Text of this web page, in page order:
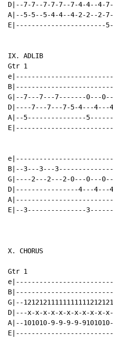
D|--7-7--7-7-7--7-4-4--4-
A|--5-5--5-4-4--4-2-2--2-
E|-----------------------5-
IX. ADLIB
Gtr 1
G|--7---7---7-------0---
D|----7---7---7-5-4---
A|--5---------------
B|--3---3---
G|----2---2---2-0---0---
D|----------------4---4---
E|--3---------------
X. CHORUS
Gtr 1
G|--
D|---x-x-x-x-x-x-x-x-x-x-
A|--101010-9-9-9-9-